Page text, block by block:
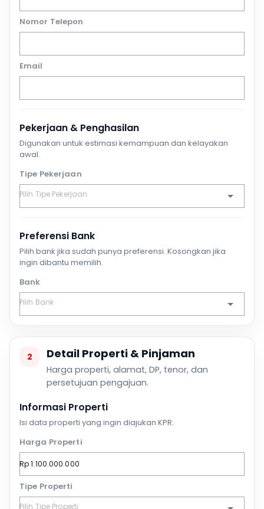
Nomor Telepon
Email
Pekerjaan & Penghasilan
Digunakan untuk estimasi kemampuan dan kelayakan
awal.
Tipe Pekerjaan
Preferensi Bank
Pilih bank jika sudah punya preferensi. Kosongkan jika
ingin dibantu memilih.
Bank
2 Detail Properti & Pinjaman
Harga properti, alamat, DP, tenor, dan
persetujuan pengajuan.
Informasi Properti
Isi data properti yang ingin diajukan KPR.
Harga Properti
Tipe Properti